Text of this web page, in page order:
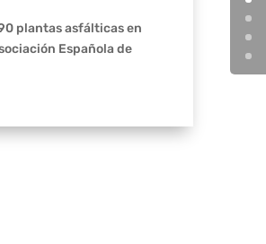
plantas asfálticas en
Española de